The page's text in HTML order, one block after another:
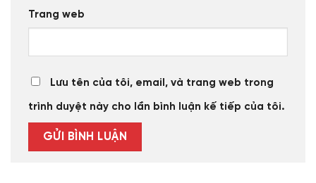
Trang web
Lưu tên của tôi, email, và trang web trong
trình duyệt này cho lần bình luận kế tiếp của tôi.